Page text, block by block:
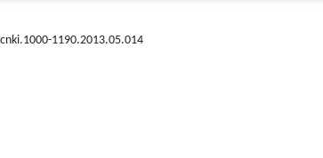
1190.2013.05.014